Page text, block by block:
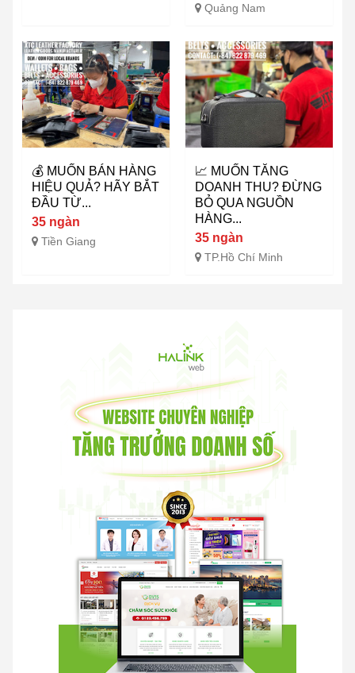
Quảng Nam
💰 MUỐN BÁN HÀNG
HIỆU QUẢ? HÃY BẮT
ĐẦU TỪ...
35 ngàn
Tiền Giang
📈 MUỐN TĂNG
DOANH THU? ĐỪNG
BỎ QUA NGUỒN
HÀNG...
35 ngàn
TP.Hồ Chí Minh